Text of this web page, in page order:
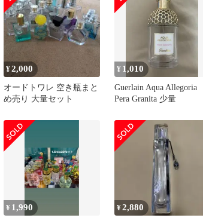
¥2,000
オードトワレ 空き瓶まと
め売り 大量セット
¥ 1,010
Guerlain Aqua Allegoria
Pera Granita 少量
¥ 1,990 ¥2,880